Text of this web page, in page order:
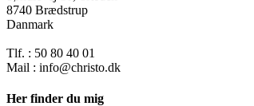
8740 Brædstrup
Danmark
Tlf. : 50 80 40 01
Mail : info@christo.dk
Her finder du mig